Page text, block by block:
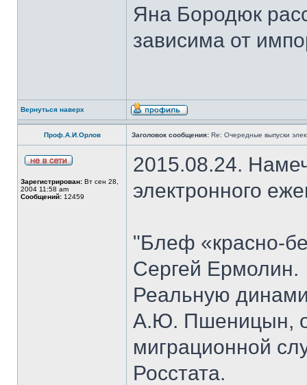
Яна Бородюк
зависима от
Вернуться наверх
Проф.А.И.Орлов Заголовок сообщения: Re: Очередные выпуски
Зарегистрирован: Вт сен 28,
2004 11:58 am
Сообщений: 12459
2015.08.24.
электронного
"Блеф «красно-
Сергей Ермолин.
Реальную
А.Ю. Пшеницын,
миграционной
Росстата.